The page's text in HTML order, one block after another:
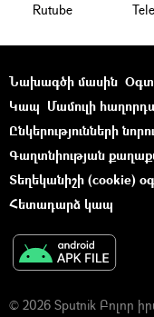
Rutube
Նախագծի մասին
Կապ Մամուլի
Ընկերությունների
Գաղտնիության
Տեղեկանիշի (cookie)
Հետադարձ կապ
© 2026 Sputnik Բոլոր